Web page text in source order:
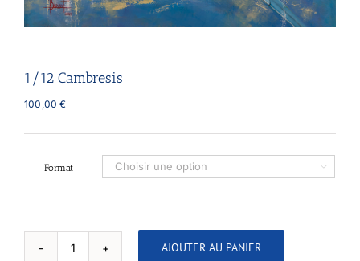
1/12 Cambresis
100,00€
Format 
quantité
AJOUTER AU PANIER